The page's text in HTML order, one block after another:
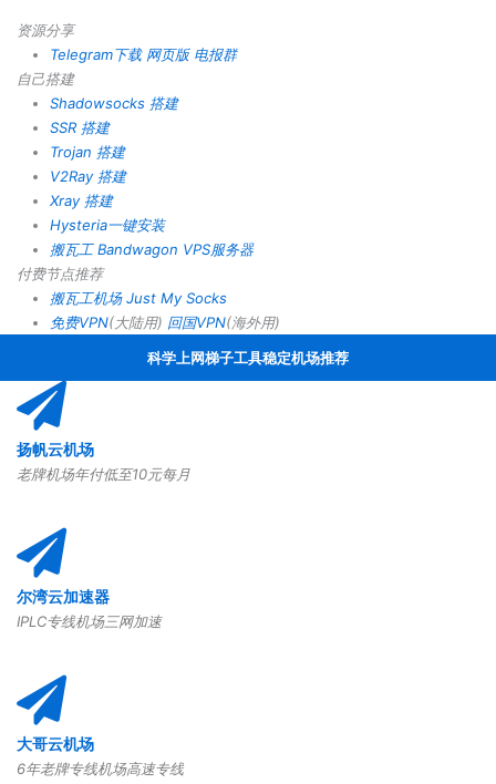
资源分享
Telegram下载 网页版 电报群
自己搭建
Shadowsocks 搭建
SSR 搭建
Trojan 搭建
V2Ray 搭建
Xray 搭建
Hysteria一键安装
搬瓦工 Bandwagon VPS服务器
付费节点推荐
搬瓦工机场 Just My Socks
免费VPN(大陆用) 回国VPN(海外用)
科学上网梯子工具稳定机场推荐
扬帆云机场
老牌机场年付低至10元每月
尔湾云加速器
IPLC专线机场三网加速
大哥云机场
6年老牌专线机场高速专线